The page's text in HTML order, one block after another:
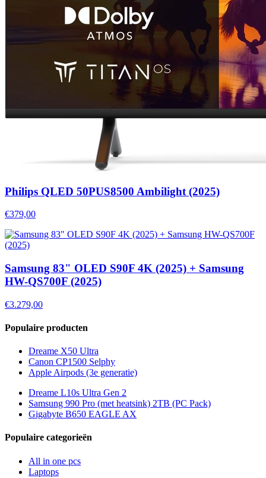
Philips QLED 50PUS8500 Ambilight (2025)
€379,00
Samsung 83" OLED S90F 4K (2025) + Samsung
HW-QS700F (2025)
€3.279,00
Populaire producten
Dreame X50 Ultra
Canon CP1500 Selphy
Apple Airpods (3e generatie)
Dreame L10s Ultra Gen 2
Samsung 990 Pro (met heatsink) 2TB (PC Pack)
Gigabyte B650 EAGLE AX
Populaire categorieën
All in one pcs
Laptops